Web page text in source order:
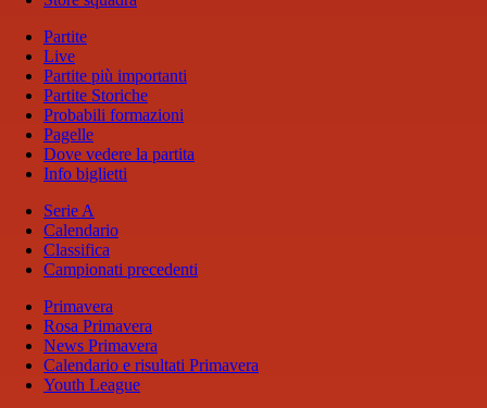
Partite
Live
Partite più importanti
Partite Storiche
Probabili formazioni
Pagelle
Dove vedere la partita
Info biglietti
Serie A
Calendario
Classifica
Campionati precedenti
Primavera
Rosa Primavera
News Primavera
Calendario e risultati Primavera
Youth League